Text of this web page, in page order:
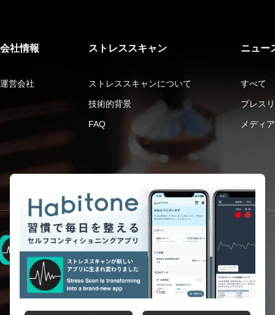
会社情報
運営会社
ストレススキャン
ストレススキャンについて
技術的背景
FAQ
ニュー
すべて
プレス
メディ